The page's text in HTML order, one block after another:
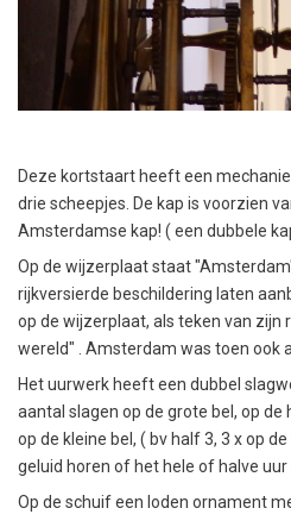
Deze kortstaart heeft een
drie scheepjes. De kap is voorzien
Amsterdamse kap! ( een dubbele
Op de wijzerplaat staat
rijkversierde beschildering laten
op de wijzerplaat, als teken van zijn
wereld" . Amsterdam was toen ook
Het uurwerk heeft een dubbel
aantal slagen op de grote bel, op de
op de kleine bel, ( bv half 3, 3 x op
geluid horen of het hele of halve uur
Op de schuif een loden ornament